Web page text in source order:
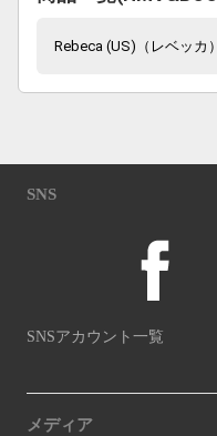
Rebeca (US)（レベッカ）
SNS
SNSアカウント一覧
メディア